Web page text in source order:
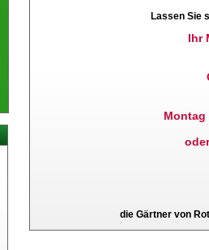
Lassen Sie
Ihr
die Gärtner von